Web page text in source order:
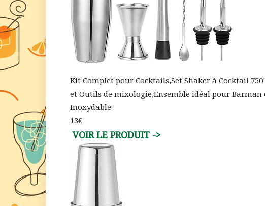
Kit Complet pour Cocktails,Set Shaker à Cocktail
et Outils de mixologie,Ensemble idéal pour
Inoxydable
13€